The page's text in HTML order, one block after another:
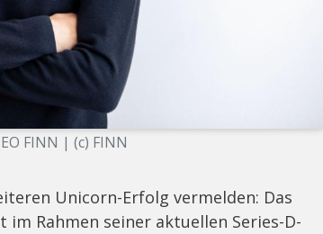
FINN | (c) FINN
Unicorn-Erfolg vermelden: Das
Rahmen seiner aktuellen Series-D-